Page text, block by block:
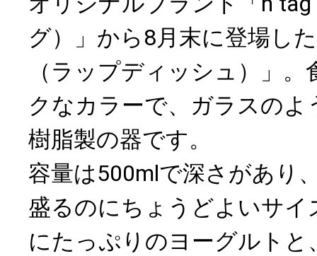
グ）」から8月末に登場し
（ラップディッシュ）」
クなカラーで、ガラスのよ
樹脂製の器です。
容量は500mlで深さがあり
盛るのにちょうどよいサイ
にたっぷりのヨーグルト